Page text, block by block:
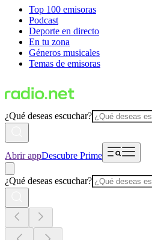
Top 100 emisoras
Podcast
Deporte en directo
En tu zona
Géneros musicales
Temas de emisoras
¿Qué deseas escuchar?
Abrir appDescubre Prime
¿Qué deseas escuchar?